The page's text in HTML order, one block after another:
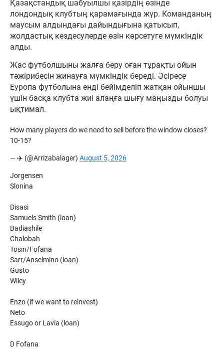
Қазақстандық шабуылшы қазірдің өзінде
лондондық клубтың қарамағында жүр. Команданың
маусым алдындағы дайындығына қатысып,
жолдастық кездесулерде өзін көрсетуге мүмкіндік
алды.
Жас футболшыны жалға беру оған тұрақты ойын
тәжірибесін жинауға мүмкіндік береді. Әсіресе
Еуропа футболына енді бейімделіп жатқан ойыншы
үшін басқа клубта жиі алаңға шығу маңызды болуы
ықтимал.
How many players do we need to sell before the window closes?
10-15?
— ✈️ (@Arrizabalager) August 5, 2026
Jorgensen
Slonina
Disasi
Samuels Smith (loan)
Badiashile
Chalobah
Tosin/Fofana
Sarr/Anselmino (loan)
Gusto
Wiley
Enzo (if we want to reinvest)
Neto
Essugo or Lavia (loan)
D Fofana